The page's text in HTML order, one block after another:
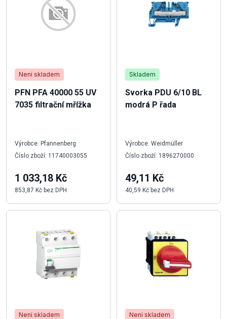
Není skladem
PFN PFA 40000 55 UV
7035 filtrační mřížka
Výrobce: Pfannenberg
Číslo zboží: 11740003055
1 033,18 Kč
853,87 Kč bez DPH
Není skladem
Skladem
Svorka PDU 6/10 BL
modrá P řada
Výrobce: Weidmüller
Číslo zboží: 1896270000
49,11 Kč
40,59 Kč bez DPH
Není skladem